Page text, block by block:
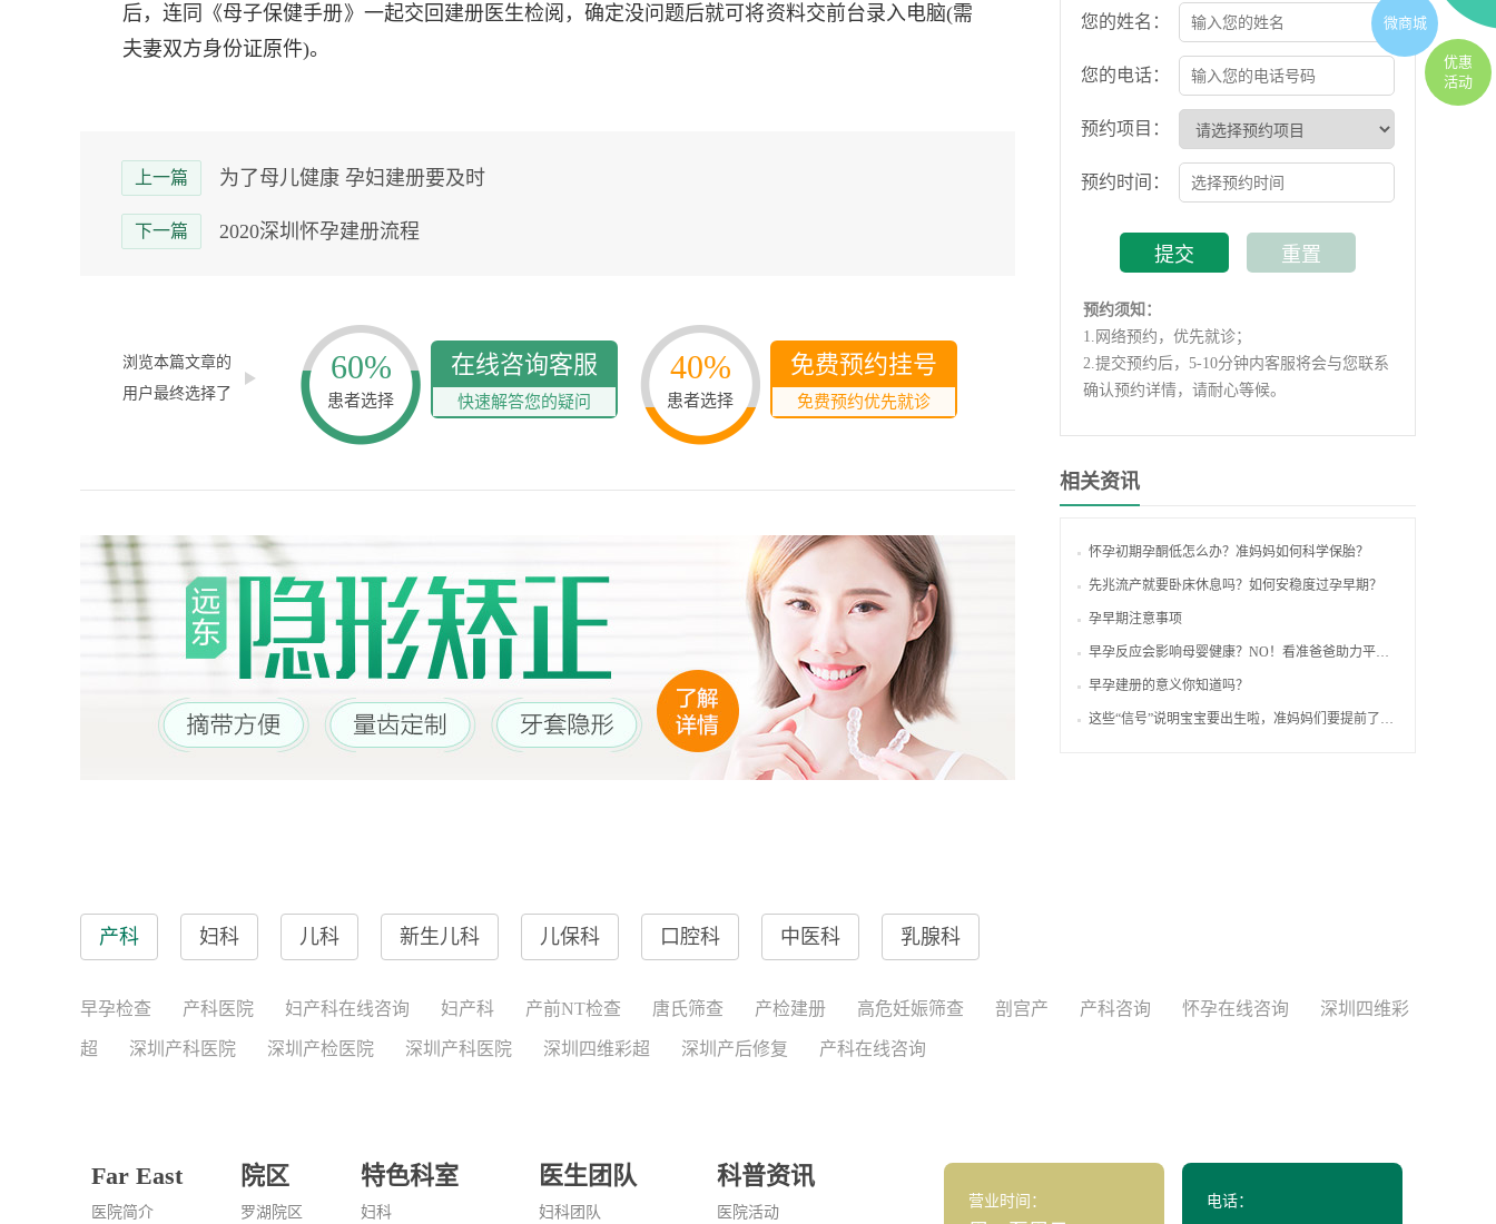
后，连同《母子保健手册》一起交回建册医生检阅，确定没问题后就可将资料交前台录入电脑(需
夫妻双方身份证原件)。
上一篇 为了母儿健康 孕妇建册要及时
下一篇 2020深圳怀孕建册流程
浏览本篇文章的
用户最终选择了
60%
患者选择
在线咨询客服
快速解答您的疑问
40%
患者选择
免费预约挂号
免费预约优先就诊
您的姓名：
您的电话：
预约项目：
预约时间：
预约须知：
1. 网络预约，优先就诊；
2.提交预约后，5-10分钟内客服将会与您联系
确认预约详情，请耐心等候。
相关资讯
怀孕初期孕酮低怎么办？准妈妈如何科学保胎？
先兆流产就要卧床休息吗？如何安稳度过孕早期？
孕早期注意事项
早孕反应会影响母婴健康？NO！看准爸爸助力平安度过早孕期
早孕建册的意义你知道吗？
这些“信号”说明宝宝要出生啦，准妈妈们要提前了解哦！
产科 妇科 儿科 新生儿科 儿保科 口腔科 中医科 乳腺科
早孕检查 产科医院 妇产科在线咨询 妇产科 产前NT检查 唐氏筛查 产检建册 高危妊娠筛查 剖宫产 产科咨询 怀孕在线咨询 深圳四维彩
超 深圳产科医院 深圳产检医院 深圳产科医院 深圳四维彩超 深圳产后修复 产科在线咨询
Far East
医院简介
院区
罗湖院区
特色科室
妇科
医生团队
妇科团队
科普资讯
医院活动
营业时间： 电话：
微商城
优惠
活动